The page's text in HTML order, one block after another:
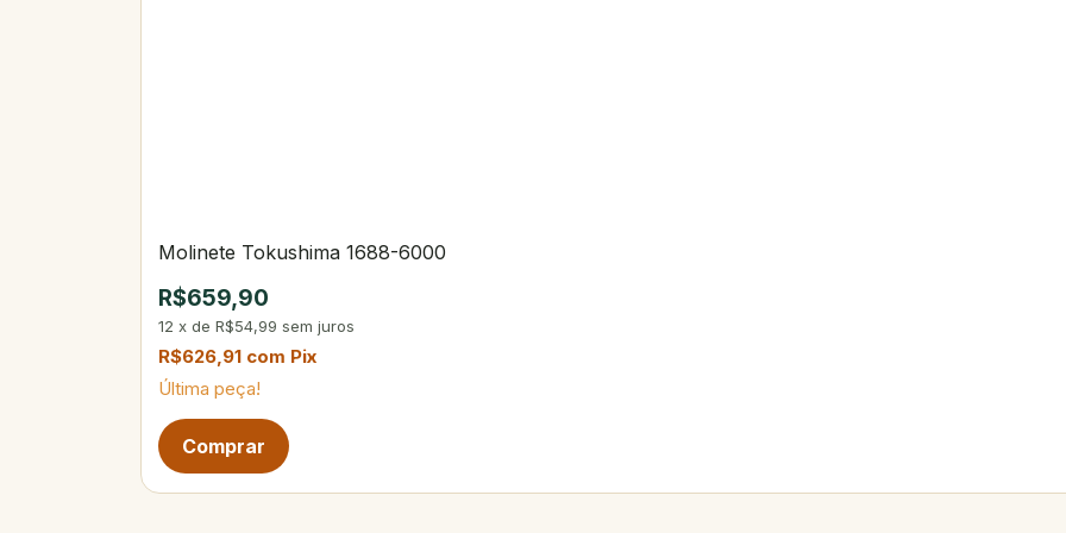
Molinete Tokushima 1688-6000
R$659,90
12 x de R$54,99 sem juros
R$626,91 com Pix
Última peça!